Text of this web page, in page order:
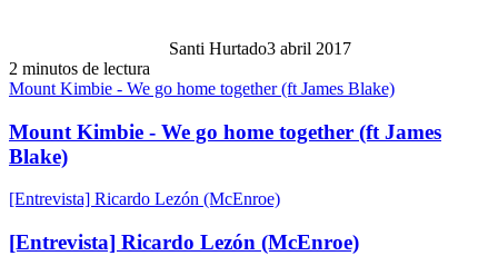
Santi Hurtado3 abril 2017
2 minutos de lectura
Mount Kimbie - We go home together (ft James Blake)
Mount Kimbie - We go home together (ft James
Blake)
[Entrevista] Ricardo Lezón (McEnroe)
[Entrevista] Ricardo Lezón (McEnroe)